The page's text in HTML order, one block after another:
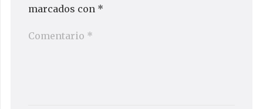
marcados con *